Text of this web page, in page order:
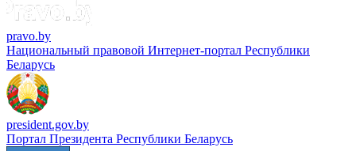
pravo.by
Национальный правовой Интернет-портал Республики
Беларусь
president.gov.by
Портал Президента Республики Беларусь